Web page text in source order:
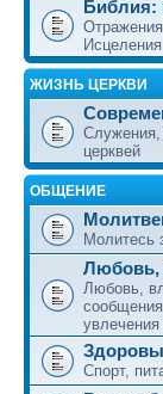
Библия:
Исцеления
ЖИЗНЬ ЦЕРКВИ
Служения,
церквей
ОБЩЕНИЕ
Молитесь
Любовь,
Любовь,
Спорт,